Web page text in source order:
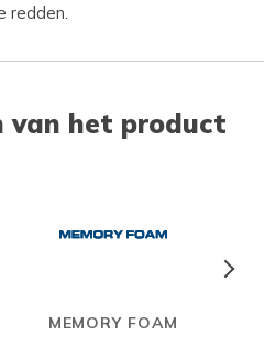
redden.
van het product
MEMORY FOAM